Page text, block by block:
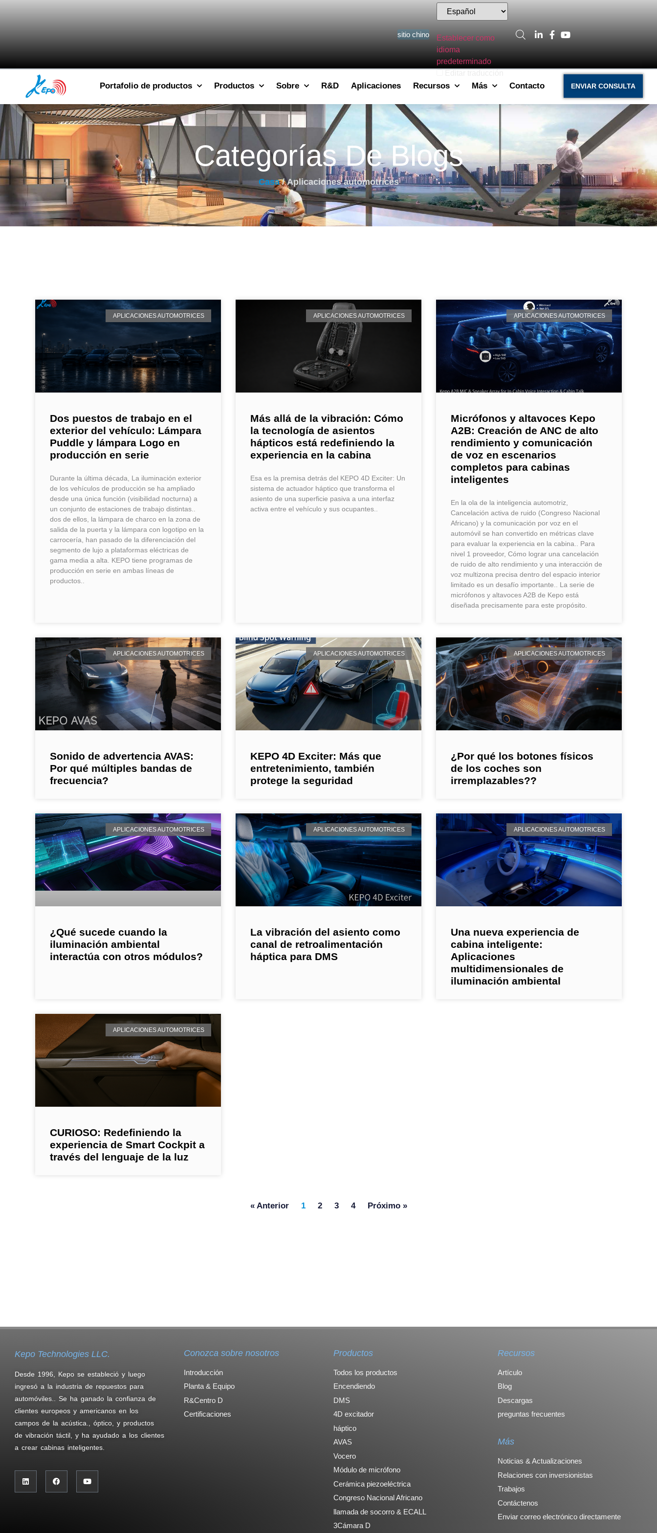
sitio chino
Establecer como
idioma
predeterminado
Portafolio de productos Productos Sobre R&D Aplicaciones Recursos Más Contacto ENVIAR CONSULTA
Categorías De Blogs
Casa/ Aplicaciones automotrices
APLICACIONES AUTOMOTRICES
Dos puestos de trabajo en el
exterior del vehículo: Lámpara
Puddle y lámpara Logo en
producción en serie
Durante la última década, La iluminación exterior
de los vehículos de producción se ha ampliado
desde una única función (visibilidad nocturna) a
un conjunto de estaciones de trabajo distintas..
dos de ellos, la lámpara de charco en la zona de
salida de la puerta y la lámpara con logotipo en la
carrocería, han pasado de la diferenciación del
segmento de lujo a plataformas eléctricas de
gama media a alta. KEPO tiene programas de
producción en serie en ambas líneas de
productos..
APLICACIONES AUTOMOTRICES
Más allá de la vibración: Cómo
la tecnología de asientos
hápticos está redefiniendo la
experiencia en la cabina
Esa es la premisa detrás del KEPO 4D Exciter: Un
sistema de actuador háptico que transforma el
asiento de una superficie pasiva a una interfaz
activa entre el vehículo y sus ocupantes..
APLICACIONES AUTOMOTRICES
Micrófonos y altavoces Kepo
A2B: Creación de ANC de alto
rendimiento y comunicación
de voz en escenarios
completos para cabinas
inteligentes
En la ola de la inteligencia automotriz,
Cancelación activa de ruido (Congreso Nacional
Africano) y la comunicación por voz en el
automóvil se han convertido en métricas clave
para evaluar la experiencia en la cabina.. Para
nivel 1 proveedor, Cómo lograr una cancelación
de ruido de alto rendimiento y una interacción de
voz multizona precisa dentro del espacio interior
limitado es un desafío importante.. La serie de
micrófonos y altavoces A2B de Kepo está
diseñada precisamente para este propósito.
APLICACIONES AUTOMOTRICES
Sonido de advertencia AVAS:
Por qué múltiples bandas de
frecuencia?
APLICACIONES AUTOMOTRICES
KEPO 4D Exciter: Más que
entretenimiento, también
protege la seguridad
APLICACIONES AUTOMOTRICES
¿Por qué los botones físicos
de los coches son
irremplazables??
APLICACIONES AUTOMOTRICES
¿Qué sucede cuando la
iluminación ambiental
interactúa con otros módulos?
APLICACIONES AUTOMOTRICES
La vibración del asiento como
canal de retroalimentación
háptica para DMS
APLICACIONES AUTOMOTRICES
Una nueva experiencia de
cabina inteligente:
Aplicaciones
multidimensionales de
iluminación ambiental
APLICACIONES AUTOMOTRICES
CURIOSO: Redefiniendo la
experiencia de Smart Cockpit a
través del lenguaje de la luz
« Anterior 1 2 3 4 Próximo »
Kepo Technologies LLC.
Desde 1996, Kepo se estableció y luego
ingresó a la industria de repuestos para
automóviles.. Se ha ganado la confianza de
clientes europeos y americanos en los
campos de la acústica., óptico, y productos
de vibración táctil, y ha ayudado a los clientes
a crear cabinas inteligentes.
Conozca sobre nosotros
Introducción
Planta & Equipo
R&Centro D
Certificaciones
Productos
Todos los productos
Encendiendo
DMS
4D excitador
háptico
AVAS
Vocero
Módulo de micrófono
Cerámica piezoeléctrica
Congreso Nacional Africano
llamada de socorro & ECALL
3Cámara D
Recursos
Artículo
Blog
Descargas
preguntas frecuentes
Más
Noticias & Actualizaciones
Relaciones con inversionistas
Trabajos
Contáctenos
Enviar correo electrónico directamente